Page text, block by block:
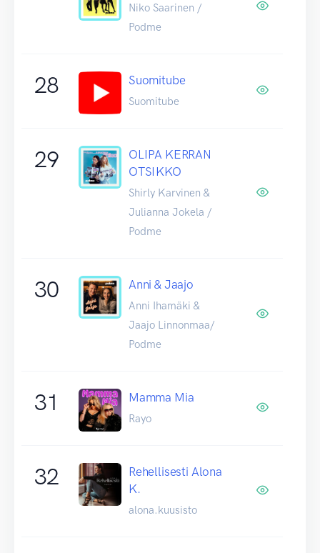
Niko Saarinen /
Podme
28 Suomitube
Suomitube
29
OLIPA KERRAN
OTSIKKO
Shirly Karvinen &
Julianna Jokela /
Podme
30 Anni & Jaajo
Anni Ihamäki &
Jaajo Linnonmaa/
Podme
31 Mamma Mia
Rayo
32
Rehellisesti Alona
K.
alona.kuusisto